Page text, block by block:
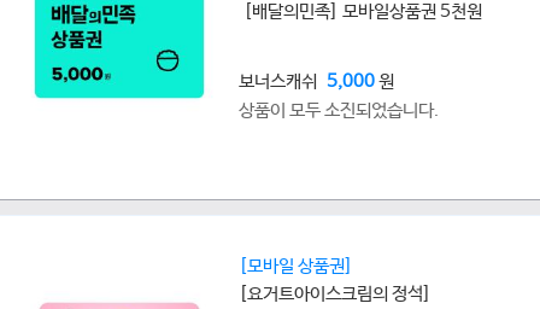
[배달의민족] 모바일상품권 5천원
보너스캐쉬 5,000원
상품이 모두 소진되었습니다.
[모바일 상품권]
[요거트아이스크림의 정석]